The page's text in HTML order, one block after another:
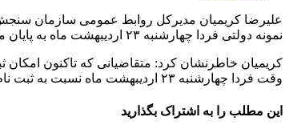
علیرضا کریمیان مدیرکل روابط عمومی سازمان
نمونه دولتی فردا چهارشنبه ۲۳ اردیبهشت ماه به پایان می رسد.
کریمیان خاطرنشان کرد: متقاضیانی که تاکنون امکان
وقت فردا چهارشنبه ۲۳ اردیبهشت ماه نسبت به ثبت نام اقدام کنند.
این مطلب را به اشتراک بگذارید